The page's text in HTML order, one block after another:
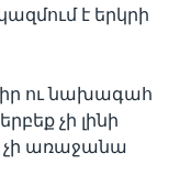
է երկրի
ու նախագահ
չի լինի
չի առաջանա